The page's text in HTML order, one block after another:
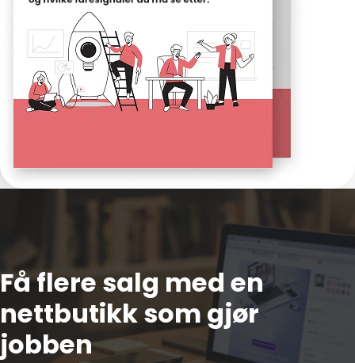
Få flere salg med en
nettbutikk som gjør
jobben